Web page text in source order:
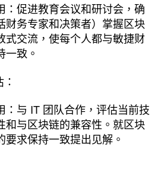
：促进教育会议和研讨会，确
财务专家和决策者）掌握区块
式交流，使每个人都与敏捷财
一致。
：与 IT 团队合作，评估当前技
和与区块链的兼容性。就区块
求保持一致提出见解。